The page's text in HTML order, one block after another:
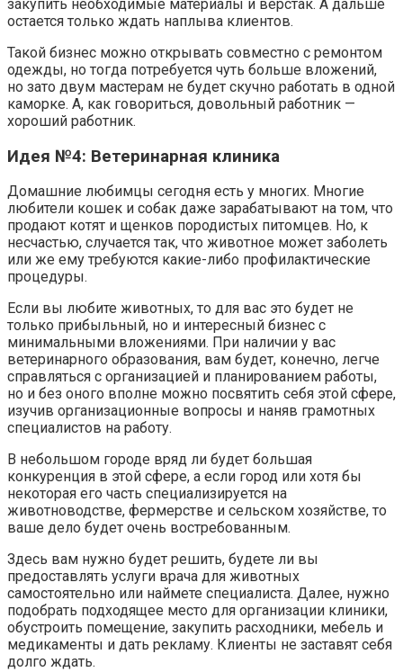
закупить необходимые материалы и верстак. А дальше
остается только ждать наплыва клиентов.
Такой бизнес можно открывать совместно с ремонтом
одежды, но тогда потребуется чуть больше вложений,
но зато двум мастерам не будет скучно работать в одной
каморке. А, как говориться, довольный работник —
хороший работник.
Идея №4: Ветеринарная клиника
Домашние любимцы сегодня есть у многих. Многие
любители кошек и собак даже зарабатывают на том, что
продают котят и щенков породистых питомцев. Но, к
несчастью, случается так, что животное может заболеть
или же ему требуются какие-либо профилактические
процедуры.
Если вы любите животных, то для вас это будет не
только прибыльный, но и интересный бизнес с
минимальными вложениями. При наличии у вас
ветеринарного образования, вам будет, конечно, легче
справляться с организацией и планированием работы,
но и без оного вполне можно посвятить себя этой сфере,
изучив организационные вопросы и наняв грамотных
специалистов на работу.
В небольшом городе вряд ли будет большая
конкуренция в этой сфере, а если город или хотя бы
некоторая его часть специализируется на
животноводстве, фермерстве и сельском хозяйстве, то
ваше дело будет очень востребованным.
Здесь вам нужно будет решить, будете ли вы
предоставлять услуги врача для животных
самостоятельно или наймете специалиста. Далее, нужно
подобрать подходящее место для организации клиники,
обустроить помещение, закупить расходники, мебель и
медикаменты и дать рекламу. Клиенты не заставят себя
долго ждать.